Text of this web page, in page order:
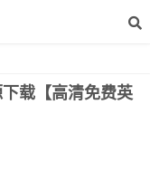
载【高清免费英